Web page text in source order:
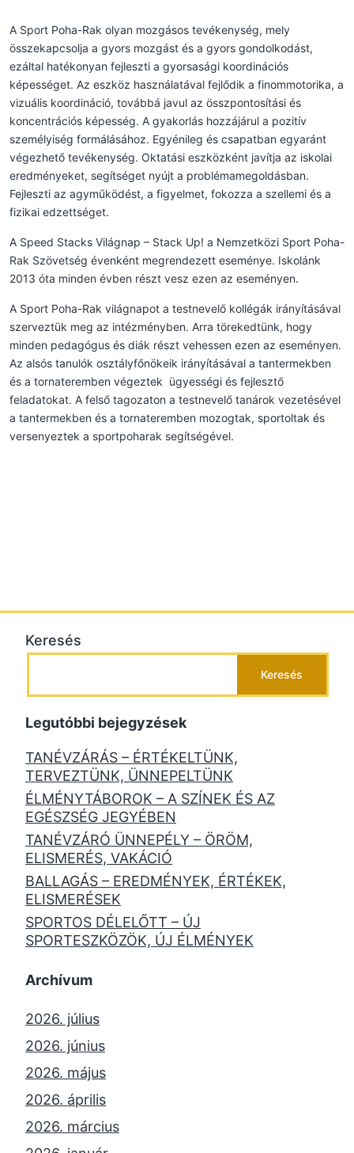
A Sport Poha-Rak olyan mozgásos tevékenység, mely
összekapcsolja a gyors mozgást és a gyors gondolkodást,
ezáltal hatékonyan fejleszti a gyorsasági koordinációs
képességet. Az eszköz használatával fejlődik a finommotorika, a
vizuális koordináció, továbbá javul az összpontosítási és
koncentrációs képesség. A gyakorlás hozzájárul a pozitív
személyiség formálásához. Egyénileg és csapatban egyaránt
végezhető tevékenység. Oktatási eszközként javítja az iskolai
eredményeket, segítséget nyújt a problémamegoldásban.
Fejleszti az agyműködést, a figyelmet, fokozza a szellemi és a
fizikai edzettséget.
A Speed Stacks Világnap – Stack Up! a Nemzetközi Sport Poha-
Rak Szövetség évenként megrendezett eseménye. Iskolánk
2013 óta minden évben részt vesz ezen az eseményen.
A Sport Poha-Rak világnapot a testnevelő kollégák irányításával
szerveztük meg az intézményben. Arra törekedtünk, hogy
minden pedagógus és diák részt vehessen ezen az eseményen.
Az alsós tanulók osztályfőnökeik irányításával a tantermekben
és a tornateremben végeztek ügyességi és fejlesztő
feladatokat. A felső tagozaton a testnevelő tanárok vezetésével
a tantermekben és a tornateremben mozogtak, sportoltak és
versenyeztek a sportpoharak segítségével.
Keresés
Keresés
Legutóbbi bejegyzések
TANÉVZÁRÁS – ÉRTÉKELTÜNK,
TERVEZTÜNK, ÜNNEPELTÜNK
ÉLMÉNYTÁBOROK – A SZÍNEK ÉS AZ
EGÉSZSÉG JEGYÉBEN
TANÉVZÁRÓ ÜNNEPÉLY – ÖRÖM,
ELISMERÉS, VAKÁCIÓ
BALLAGÁS – EREDMÉNYEK, ÉRTÉKEK,
ELISMERÉSEK
SPORTOS DÉLELŐTT – ÚJ
SPORTESZKÖZÖK, ÚJ ÉLMÉNYEK
Archívum
2026. július
2026. június
2026. május
2026. április
2026. március